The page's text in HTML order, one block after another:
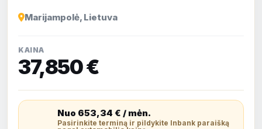
Marijampolė, Lietuva
KAINA
37,850 €
Nuo 653,34 € / mėn.
Pasirinkite terminą ir pildykite Inbank paraišką